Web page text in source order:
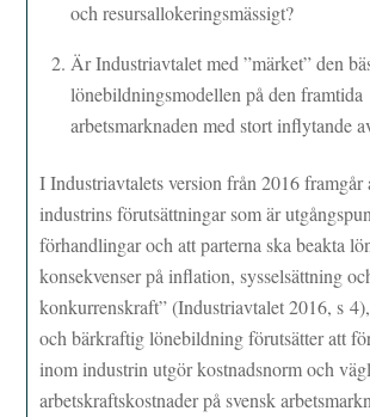
och resursallokeringsmässigt?
Är Industriavtalet med ”märket” den
lönebildningsmodellen på den framtida
arbetsmarknaden med stort inflytande
I Industriavtalets version från 2016 framgår
industrins förutsättningar som är
förhandlingar och att parterna ska beakta
konsekvenser på inflation, sysselsättning
konkurrenskraft” (Industriavtalet 2016, s
och bärkraftig lönebildning förutsätter att
inom industrin utgör kostnadsnorm och
arbetskraftskostnader på svensk